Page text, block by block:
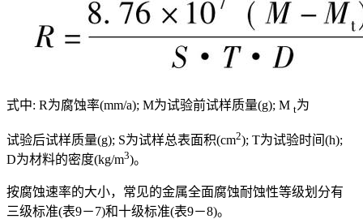
式中: R为腐蚀率(mm/a); M为试验前试样质量(g); M t为
试验后试样质量(g); S为试样总表面积(cm2); T为试验时间(h);
D为材料的密度(kg/m3)。
按腐蚀速率的大小，常见的金属全面腐蚀耐蚀性等级划分有
三级标准(表9－7)和十级标准(表9－8)。